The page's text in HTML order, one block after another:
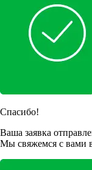
Спасибо!
Ваша заявка
Мы свяжемся с вами